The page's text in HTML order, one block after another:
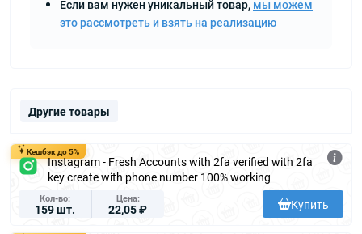
Если вам нужен уникальный товар, мы можем
это рассмотреть и взять на реализацию
Другие товары
Кешбэк до 5%
Instagram - Fresh Accounts with 2fa verified with 2fa
key create with phone number 100% working
Кол-во
159 шт.
Цена
22,05 ₽ Купить